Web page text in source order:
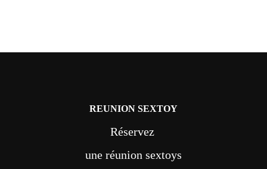
REUNION SEXTOY
Réservez
une réunion sextoys